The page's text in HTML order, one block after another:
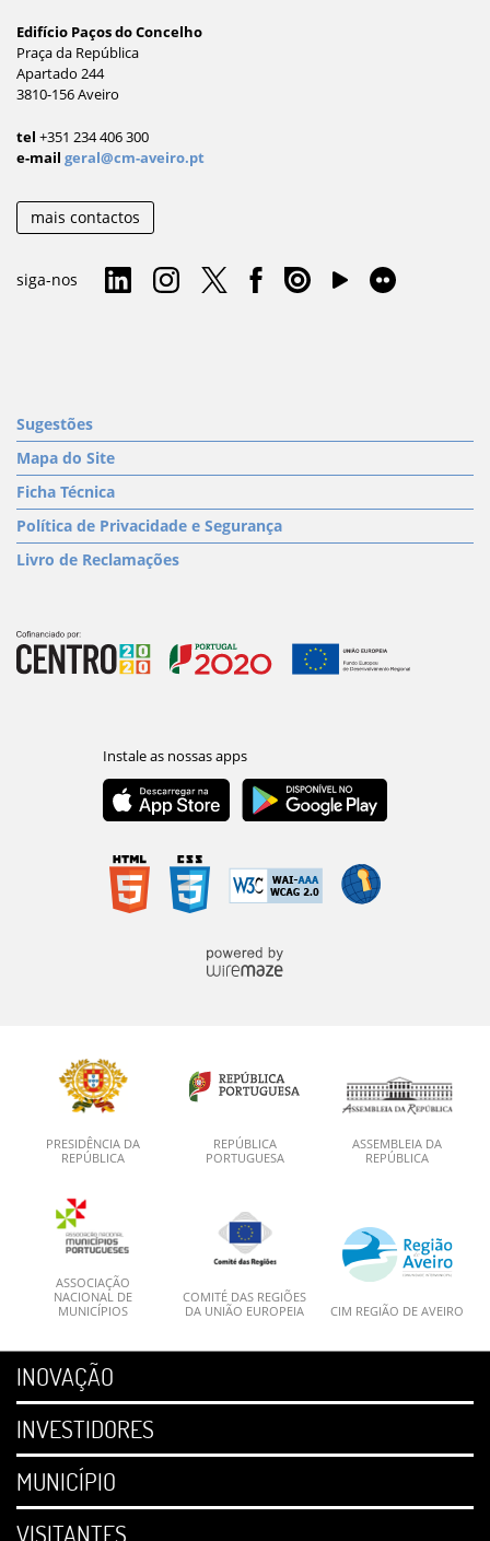
Edifício Paços do Concelho
Praça da República
Apartado 244
3810-156 Aveiro
tel +351 234 406 300
e-mail geral@cm-aveiro.pt
mais contactos
siga-nos
Sugestões
Mapa do Site
Ficha Técnica
Política de Privacidade e Segurança
Livro de Reclamações
PRESIDÊNCIA DA
REPÚBLICA
REPÚBLICA
PORTUGUESA
ASSEMBLEIA DA
REPÚBLICA
ASSOCIAÇÃO
NACIONAL DE
MUNICÍPIOS
COMITÉ DAS REGIÕES
DA UNIÃO EUROPEIA
CIM REGIÃO DE AVEIRO
INOVAÇÃO
INVESTIDORES
MUNICÍPIO
VISITANTES